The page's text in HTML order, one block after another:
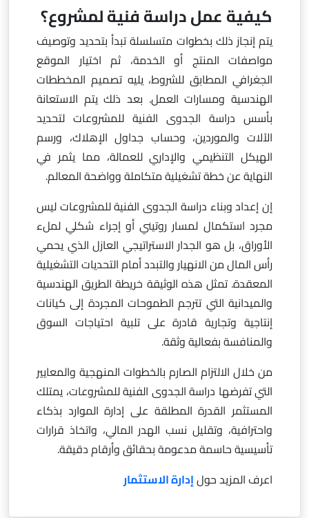
كيفية عمل دراسة فنية لمشروع؟
يتم إنجاز ذلك بخطوات متسلسلة تبدأ بتحديد وتوصيف
مواصفات المنتج أو الخدمة، ثم اختيار الموقع
الجغرافي المطابق للشروط، يليه تصميم المخططات
الهندسية ومسارات العمل. بعد ذلك يتم الاستعانة
بأسس دراسة الجدوى الفنية للمشروعات لتحديد
الآلات والموردين، وحساب جداول الإهلاك، ورسم
الهيكل التنظيمي والإداري للعمالة، مما يثمر في
النهاية عن خطة تشغيلية متكاملة وواضحة المعالم.
إن إعداد وبناء دراسة الجدوى الفنية للمشروعات ليس
مجرد استكمال لمسار روتيني أو إجراء شكلي لملء
الأوراق، بل هو الجدار الاستراتيجي العازل الذي يحمي
رأس المال من الانهيار والتبدد أمام التحديات التشغيلية
المعقدة. تمثل هذه الوثيقة خريطة الطريق الهندسية
والميدانية التي تترجم الطموحات المجردة إلى كيانات
إنتاجية وتجارية قادرة على تلبية احتياجات السوق
والمنافسة بفعالية وثقة.
من خلال الالتزام الصارم بالخطوات المنهجية والمعايير
التي تفرضها دراسة الجدوى الفنية للمشروعات، يمتلك
المستثمر القدرة المطلقة على إدارة الموارد بذكاء
واحترافية، وتقليل نسب الهدر المالي، واتخاذ قرارات
تأسيسية حاسمة مدعومة بحقائق وأرقام دقيقة.
اعرف المزيد حولإدارة الاستثمار